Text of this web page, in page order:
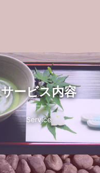
サービス内容
Service